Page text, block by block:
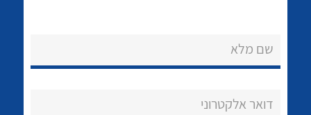
שם מלא
דואר אלקטרוני